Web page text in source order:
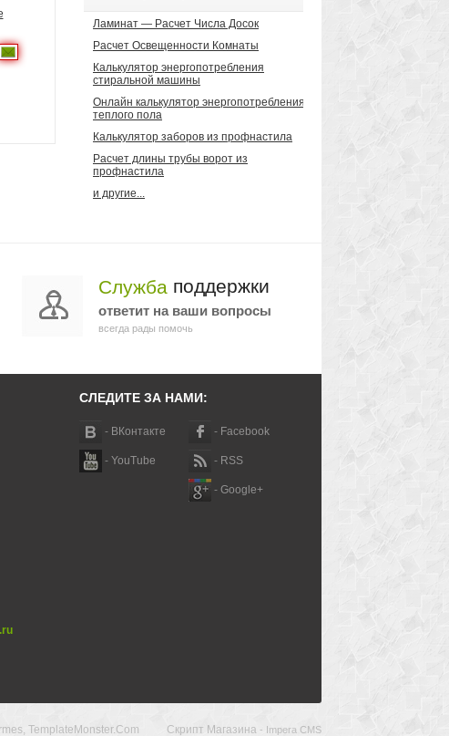
Ламинат — Расчет Числа Досок
Расчет Освещенности Комнаты
Калькулятор энергопотребления
стиральной машины
Онлайн калькулятор энергопотребления
теплого пола
Калькулятор заборов из профнастила
Расчет длины трубы ворот из
профнастила
и другие...
Служба поддержки
ответит на ваши вопросы
всегда рады помочь
Скрипт Магазина - Impera CMS
TemplateMonster.com
СЛЕДИТЕ ЗА НАМИ:
- ВКонтакте
- YouTube
- Facebook
- RSS
- Google+